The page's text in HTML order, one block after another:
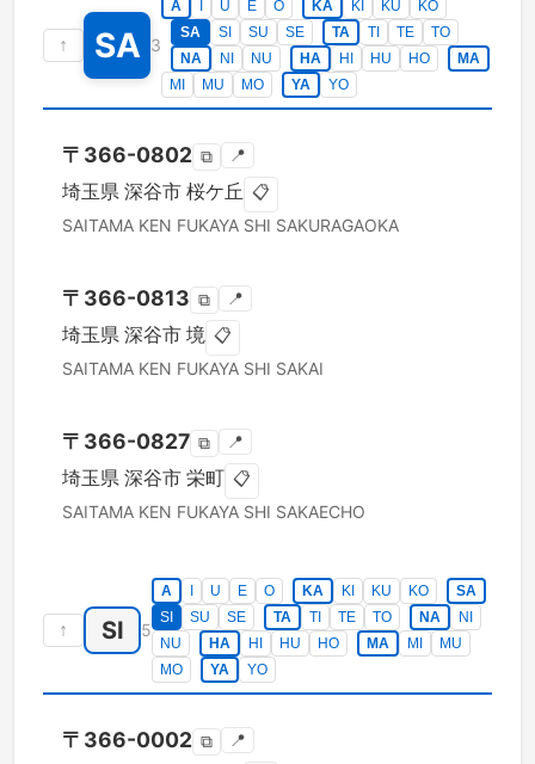
↑ SA 3
A U E O KA KI KU
KO
SA
SI SU SE TA TI TE
TO
NA
NI NU HA HI HU HO
MA
MI
MU MO YA YO
〒 366-0802 ⧉ 📍
埼玉県 深谷市 桜ケ丘 📋
SAITAMA KEN FUKAYA SHI SAKURAGAOKA
〒 366-0813 ⧉ 📍
埼玉県 深谷市 境 📋
SAITAMA KEN FUKAYA SHI SAKAI
〒 366-0827 ⧉ 📍
埼玉県 深谷市 栄町 📋
SAITAMA KEN FUKAYA SHI SAKAECHO
↑ SI 5
A U E O KA KI KU KO
SA
SI
SU SE TA TI TE TO NA
NI
NU
HA HI HU HO MA MI
MU
MO
YA YO
〒 366-0002 ⧉ 📍